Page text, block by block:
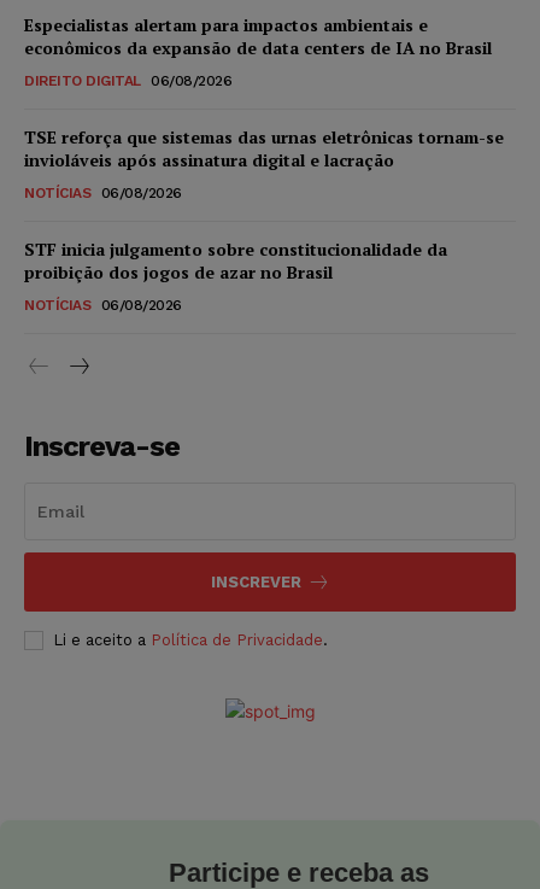
Especialistas alertam para impactos ambientais e
econômicos da expansão de data centers de IA no Brasil
DIREITO DIGITAL 06/08/2026
TSE reforça que sistemas das urnas eletrônicas tornam-se
invioláveis após assinatura digital e lacração
NOTÍCIAS 06/08/2026
STF inicia julgamento sobre constitucionalidade da
proibição dos jogos de azar no Brasil
NOTÍCIAS 06/08/2026
Inscreva-se
INSCREVER
Li e aceito a Política de Privacidade.
Participe e receba as